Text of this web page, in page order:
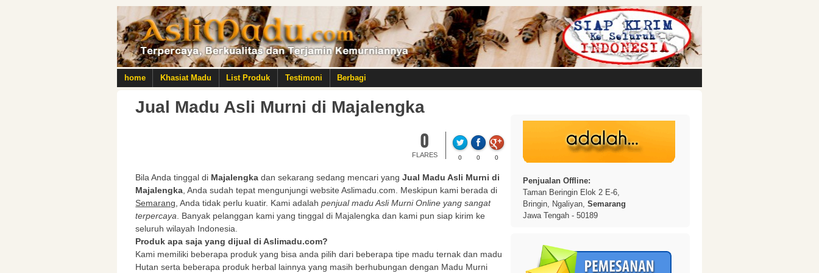
home Khasiat Madu List Produk Testimoni Berbagi
Jual Madu Asli Murni di Majalengka
0
FLARES 0 0 0
Bila Anda tinggal di Majalengka dan sekarang sedang mencari yangJual Madu Asli Murni di
Majalengka , Anda sudah tepat mengunjungi website Aslimadu.com. Meskipun kami berada di
Semarang , Anda tidak perlu kuatir. Kami adalahpenjual madu Asli Murni Online yang sangat
terpercaya . Banyak pelanggan kami yang tinggal di Majalengka dan kami pun siap kirim ke
seluruh wilayah Indonesia.
Produk apa saja yang dijual di Aslimadu.com?
Kami memiliki beberapa produk yang bisa anda pilih dari beberapa tipe madu ternak dan madu
Hutan serta beberapa produk herbal lainnya yang masih berhubungan dengan Madu Murni
Penjualan Offline:
Taman Beringin Elok 2 E-6,
Bringin, Ngaliyan,Semarang
Jawa Tengah - 50189